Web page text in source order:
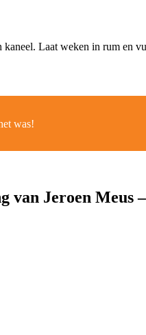
Laat weken in rum en
was!
van Jeroen Meus